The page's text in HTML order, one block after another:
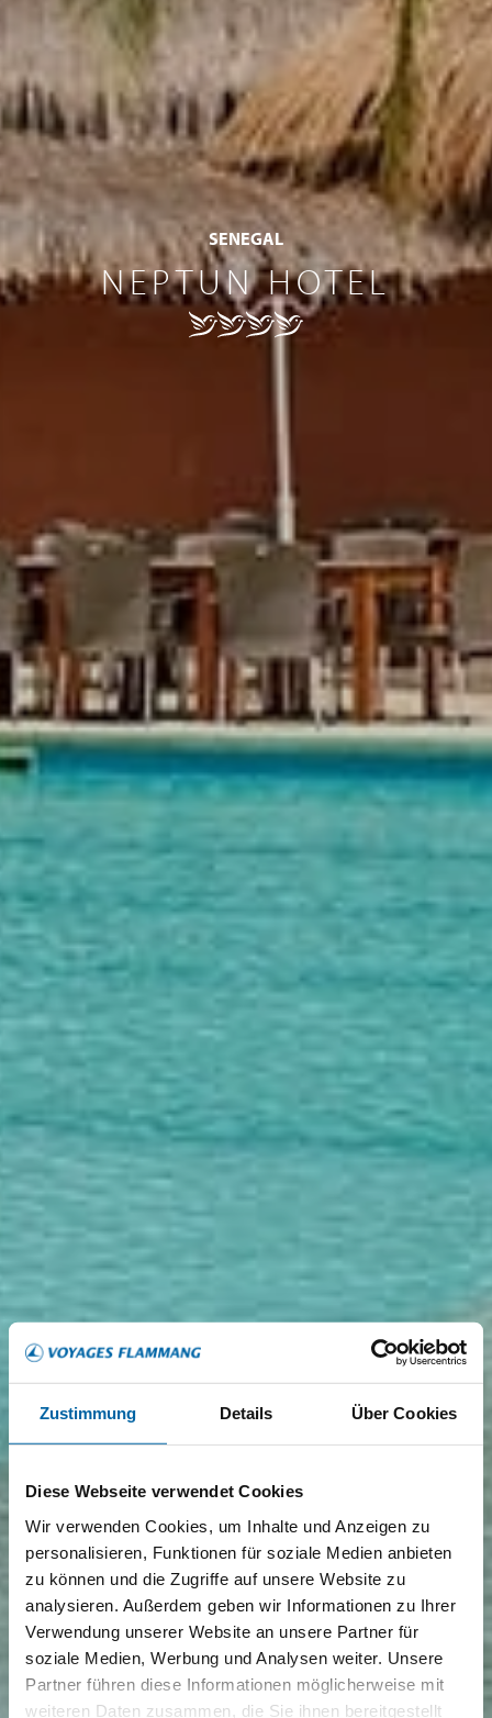
Zustimmung Details Über Cookies
Diese Webseite verwendet Cookies
Wir verwenden Cookies, um Inhalte und Anzeigen zu
personalisieren, Funktionen für soziale Medien anbieten
zu können und die Zugriffe auf unsere Website zu
analysieren. Außerdem geben wir Informationen zu Ihrer
Verwendung unserer Website an unsere Partner für
soziale Medien, Werbung und Analysen weiter. Unsere
Partner führen diese Informationen möglicherweise mit
weiteren Daten zusammen, die Sie ihnen bereitgestellt
SENEGAL
NEPTUN HOTEL